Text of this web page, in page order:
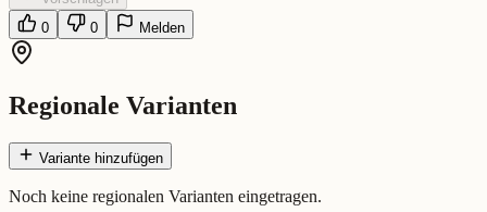
0
0 Melden
Regionale Varianten
Variante hinzufügen
Noch keine regionalen Varianten eingetragen.